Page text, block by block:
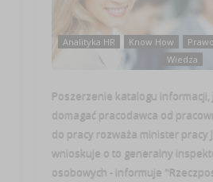
Analityka HR Know How
Wiedza
Poszerzenie katalogu informacji,
domagać pracodawca od
do pracy rozważa minister pracy
wnioskuje o to generalny
osobowych - informuje